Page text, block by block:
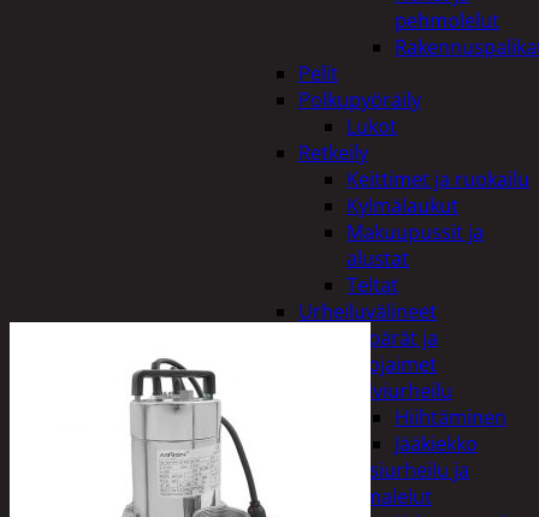
pehmolelut
Pelit
Polkupyöräily
Lukot
Retkeily
Keittimet ja ruokailu
Kylmälaukut
Makuupussit ja
alustat
Teltat
Urheiluvälineet
Kypärät ja
suojaimet
Talviurheilu
Hiihtäminen
Jääkiekko
Vesiurheilu ja
uimalelut